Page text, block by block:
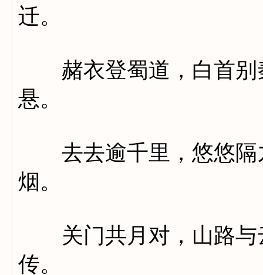
迁。
赭衣登蜀道，白首别
悬。
去去逾千里，悠悠隔
烟。
关门共月对，山路与
传。